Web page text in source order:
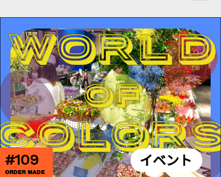
#109
ORDER MADE